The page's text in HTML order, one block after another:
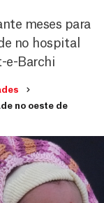
meses para
no hospital
e-Barchi
no oeste de